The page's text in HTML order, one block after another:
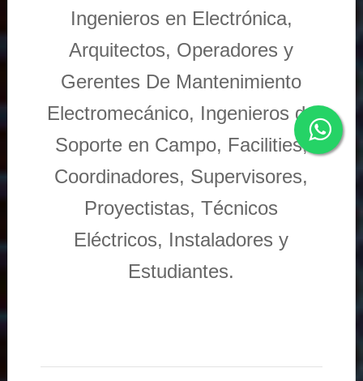
Ingenieros en Electrónica,
Arquitectos, Operadores y
Gerentes De Mantenimiento
Electromecánico, Ingenieros de
Soporte en Campo, Facilities,
Coordinadores, Supervisores,
Proyectistas, Técnicos
Eléctricos, Instaladores y
Estudiantes.